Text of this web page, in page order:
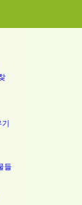
기
들